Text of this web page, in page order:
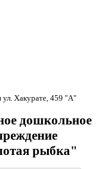
ул. Хакурате, 459 "А"
дошкольное
рыбка"